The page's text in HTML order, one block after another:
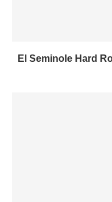
El Seminole Hard